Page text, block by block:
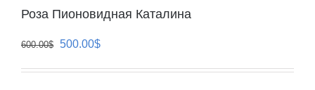
Роза Пионовидная Каталина
600.00$
Первоначальная
500.00$Текущая